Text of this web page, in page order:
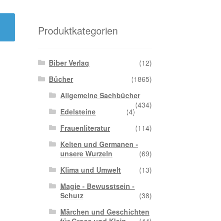
Produktkategorien
Biber Verlag
(12)
Bücher
(1865)
Allgemeine Sachbücher
(434)
Edelsteine
(4)
Frauenliteratur
(114)
Kelten und Germanen -
unsere Wurzeln
(69)
Klima und Umwelt
(13)
Magie - Bewusstsein -
Schutz
(38)
Märchen und Geschichten